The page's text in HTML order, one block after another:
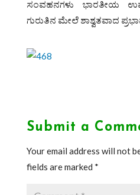
ಸಂವಹನಗಳು ಭಾರತೀಯ
ಗುರುತಿನ ಮೇಲೆ ಶಾಶ್ವತವಾದ
Submit a
Your email address will not
fields are marked *